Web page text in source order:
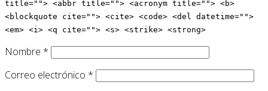
title=""> <abbr title=""> <acronym title=""> <b>
<blockquote cite=""> <cite> <code> <del datetime="">
<em> <i> <q cite=""> <s> <strike> <strong>
Nombre *
Correo electrónico *